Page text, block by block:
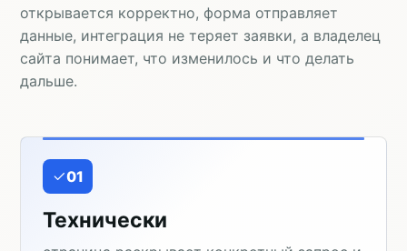
открывается корректно, форма отправляет
данные, интеграция не теряет заявки, а владелец
сайта понимает, что изменилось и что делать
дальше.
01
Технически